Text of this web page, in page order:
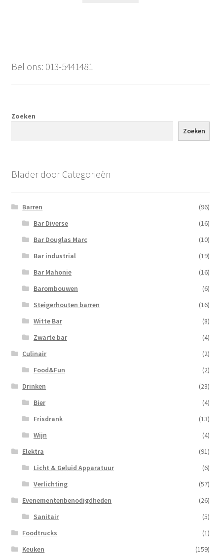
Bel ons: 013-5441481
Zoeken
Zoeken
Blader door Categorieën
Barren
(96)
Bar Diverse
(16)
Bar Douglas Marc
(10)
Bar industrial
(19)
Bar Mahonie
(16)
Barombouwen
(6)
Steigerhouten barren
(16)
Witte Bar
(8)
Zwarte bar
(4)
Culinair
(2)
Food&Fun
(2)
Drinken
(23)
Bier
(4)
Frisdrank
(13)
Wijn
(4)
Elektra
(91)
Licht & Geluid Apparatuur
(6)
Verlichting
(57)
Evenementenbenodigdheden
(26)
Sanitair
(5)
Foodtrucks
(1)
Keuken
(159)